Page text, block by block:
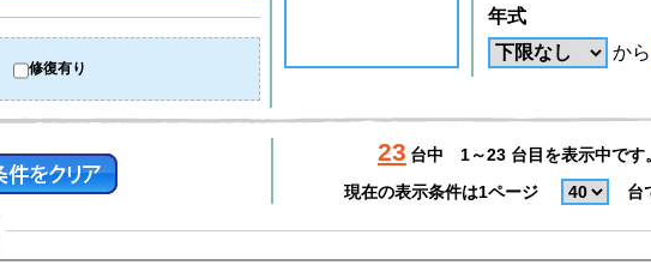
修復有り
年式
から
23 台中
1～23 台目を表示中です。
現在の表示条件は1ページ
台